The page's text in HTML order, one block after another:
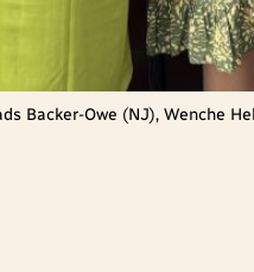
Backer-Owe (NJ), Wenche